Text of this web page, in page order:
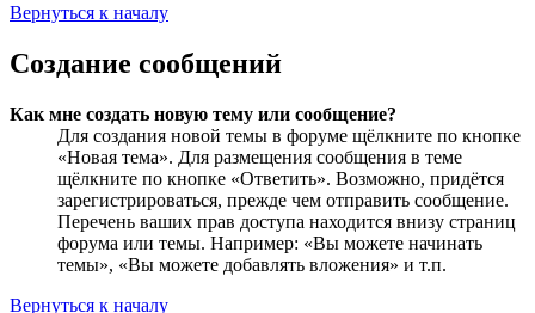
Вернуться к началу
Создание сообщений
Как мне создать новую тему или сообщение?
Для создания новой темы в форуме щёлкните по кнопке
«Новая тема». Для размещения сообщения в теме
щёлкните по кнопке «Ответить». Возможно, придётся
зарегистрироваться, прежде чем отправить сообщение.
Перечень ваших прав доступа находится внизу страниц
форума или темы. Например: «Вы можете начинать
темы», «Вы можете добавлять вложения» и т.п.
Вернуться к началу